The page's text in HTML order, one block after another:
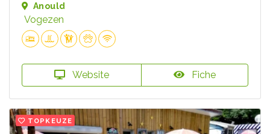
Anould
Vogezen
Website Fiche
TOPKEUZE